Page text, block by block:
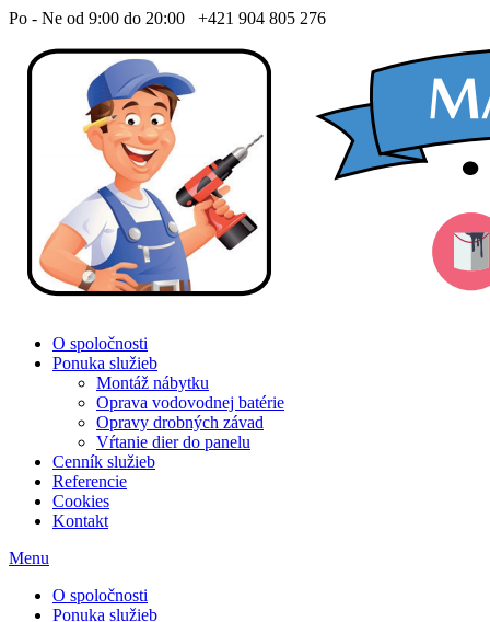
Po - Ne od 9:00 do 20:00 +421 904 805 276
O spoločnosti
Ponuka služieb
Montáž nábytku
Oprava vodovodnej batérie
Opravy drobných závad
Vŕtanie dier do panelu
Cenník služieb
Referencie
Cookies
Kontakt
Menu
O spoločnosti
Ponuka služieb